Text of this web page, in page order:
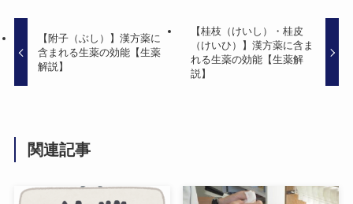
【附子（ぶし）】漢方薬に
含まれる生薬の効能【生薬
解説】
【桂枝（けいし）・桂皮
（けいひ）】漢方薬に含ま
れる生薬の効能【生薬解
説】
関連記事